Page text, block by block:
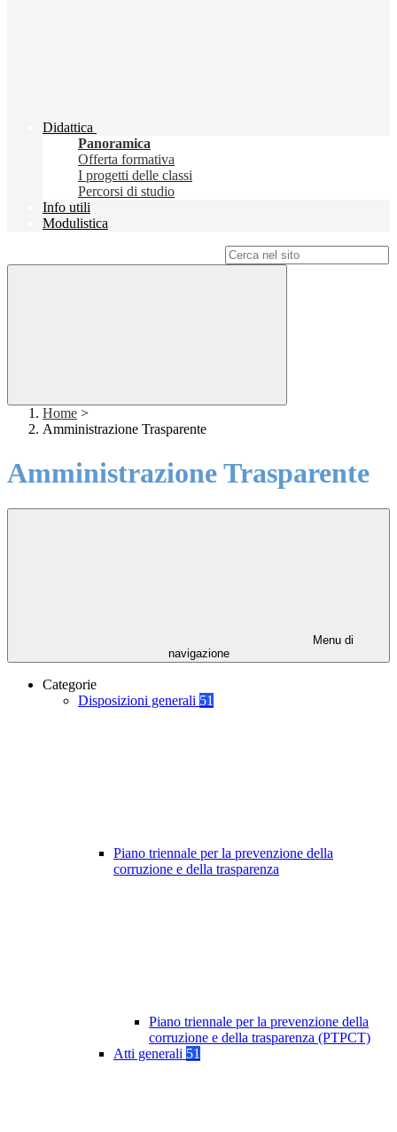
Didattica
Panoramica
Offerta formativa
I progetti delle classi
Percorsi di studio
Info utili
Modulistica
Home >
Amministrazione Trasparente
Amministrazione Trasparente
Menu di
navigazione
Categorie
Disposizioni generali 51
Piano triennale per la prevenzione della
corruzione e della trasparenza
Piano triennale per la prevenzione della
corruzione e della trasparenza (PTPCT)
Atti generali 51